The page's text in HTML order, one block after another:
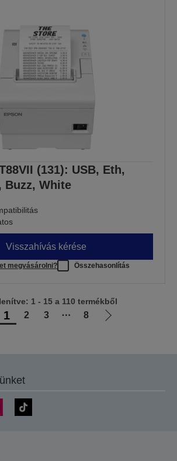
(131): USB, Eth,
Buzz, White
Visszahívás kérése
megvásárolni? Összehasonlítás
1 2 3 ⋯ 8
Következő
1 - 15 a 110 termékből